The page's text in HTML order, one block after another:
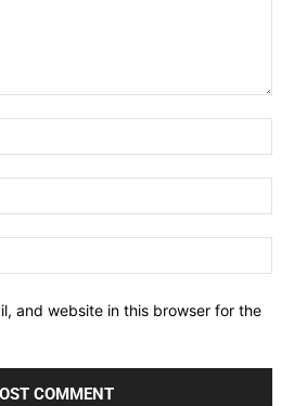
and website in this browser for the